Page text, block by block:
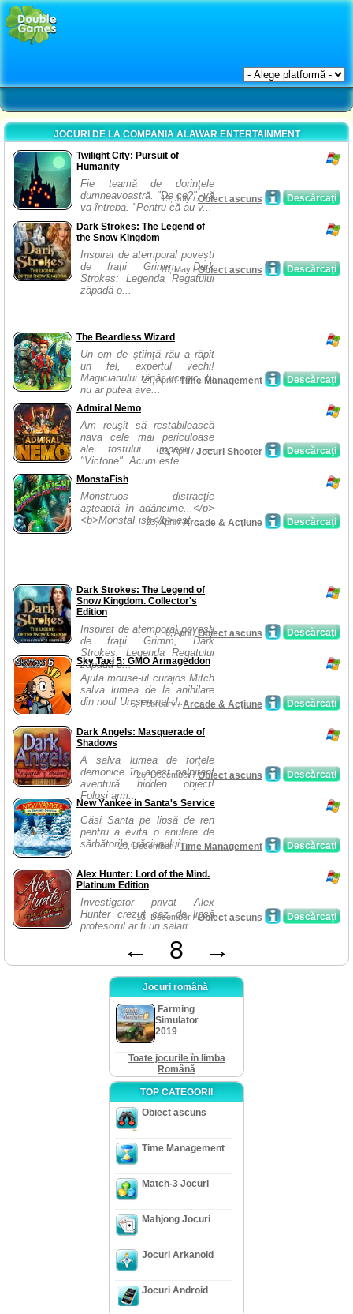
JOCURI DE LA COMPANIA ALAWAR ENTERTAINMENT
Twilight City: Pursuit of
Humanity
Fie teamă de dorinţele
dumneavoastră. "De ce?", vă
va întreba. "Pentru că au v...
Descărcaţi
19, July /Obiect ascuns
Dark Strokes: The Legend of
the Snow Kingdom
Inspirat de atemporal poveşti
de fraţii Grimm, Dark
Strokes: Legenda Regatului
zăpadă o...
Descărcaţi
10, May /Obiect ascuns
The Beardless Wizard
Un om de ştiinţă rău a răpit
un fel, expertul vechi!
Magicianului tânăr ucenic, tu
nu ar putea ave...
Descărcaţi
24, April /Time Management
Admiral Nemo
Am reuşit să restabilească
nava cele mai periculoase
ale fostului Imperiu —
"Victorie". Acum este ...
Descărcaţi
23, April / Jocuri Shooter
MonstaFish
Monstruos distracţie
aşteaptă în adâncime...</p>
<b>MonstaFish</b> est...
Descărcaţi
23, April /Arcade & Acţiune
Dark Strokes: The Legend of
Snow Kingdom. Collector's
Edition
Inspirat de atemporal poveşti
de fraţii Grimm, Dark
Strokes: Legenda Regatului
zăpadă o...
Descărcaţi
6, April /Obiect ascuns
Sky Taxi 5: GMO Armageddon
Ajuta mouse-ul curajos Mitch
salva lumea de la anihilare
din nou! Un semnal d...
Descărcaţi
6, February /Arcade & Acţiune
Dark Angels: Masquerade of
Shadows
A salva lumea de forţele
demonice în acest palpitant
aventură hidden object!
Folosi arm...
Descărcaţi
26, December /Obiect ascuns
New Yankee in Santa's Service
Găsi Santa pe lipsă de ren
pentru a evita o anulare de
sărbătorile crăciunului...
Descărcaţi
20, December /Time Management
Alex Hunter: Lord of the Mind.
Platinum Edition
Investigator privat Alex
Hunter crezut caz de lipsă
profesorul ar fi un salari...
Descărcaţi
13, December /Obiect ascuns
← 8 →
Jocuri română
Farming
Simulator
2019
Toate jocurile în limba
Română
TOP CATEGORII
Obiect ascuns
Time Management
Match-3 Jocuri
Mahjong Jocuri
Jocuri Arkanoid
Jocuri Android